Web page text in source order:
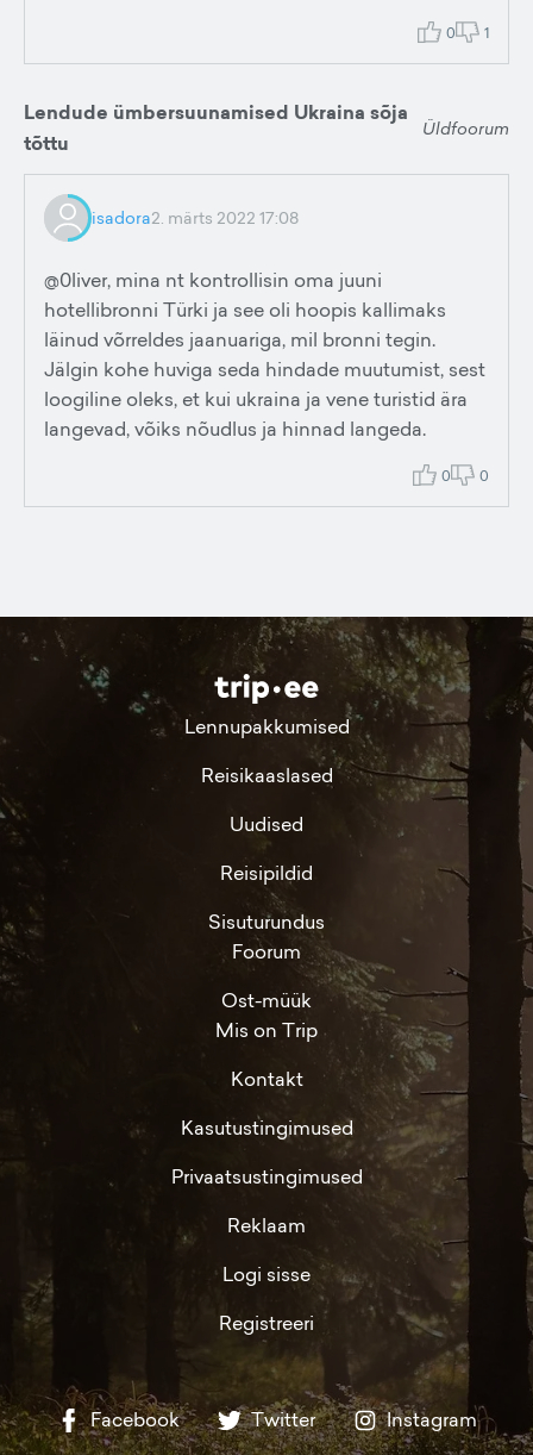
0 1
Lendude ümbersuunamised Ukraina sõja
tõttu
Üldfoorum
isadora2. märts 2022 17:08
@0liver, mina nt kontrollisin oma juuni
hotellibronni Türki ja see oli hoopis kallimaks
läinud võrreldes jaanuariga, mil bronni tegin.
Jälgin kohe huviga seda hindade muutumist, sest
loogiline oleks, et kui ukraina ja vene turistid ära
langevad, võiks nõudlus ja hinnad langeda.
0 0
Lennupakkumised
Reisikaaslased
Uudised
Reisipildid
Sisuturundus
Foorum
Ost-müük
Mis on Trip
Kontakt
Kasutustingimused
Privaatsustingimused
Reklaam
Logi sisse
Registreeri
Facebook Twitter Instagram